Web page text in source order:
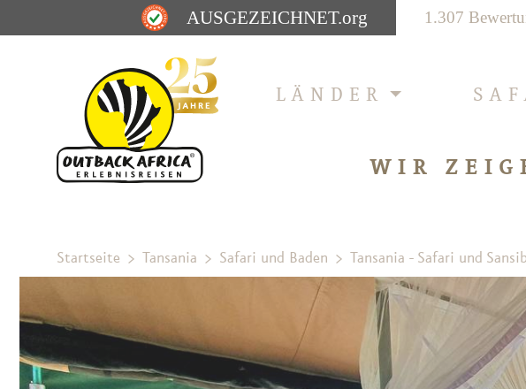
AUSGEZEICHNET.org 1.307
LÄNDER
WIR
Startseite Tansania Safari und Baden Tansania - Safari und